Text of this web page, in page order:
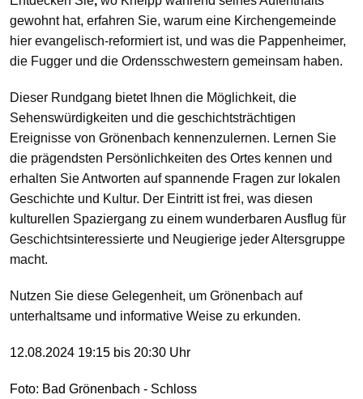
gewohnt hat, erfahren Sie, warum eine Kirchengemeinde
hier evangelisch-reformiert ist, und was die Pappenheimer,
die Fugger und die Ordensschwestern gemeinsam haben.
Dieser Rundgang bietet Ihnen die Möglichkeit, die
Sehenswürdigkeiten und die geschichtsträchtigen
Ereignisse von Grönenbach kennenzulernen. Lernen Sie
die prägendsten Persönlichkeiten des Ortes kennen und
erhalten Sie Antworten auf spannende Fragen zur lokalen
Geschichte und Kultur. Der Eintritt ist frei, was diesen
kulturellen Spaziergang zu einem wunderbaren Ausflug für
Geschichtsinteressierte und Neugierige jeder Altersgruppe
macht.
Nutzen Sie diese Gelegenheit, um Grönenbach auf
unterhaltsame und informative Weise zu erkunden.
12.08.2024 19:15 bis 20:30 Uhr
Foto: Bad Grönenbach - Schloss